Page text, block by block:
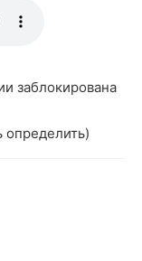
заблокирована
определить)